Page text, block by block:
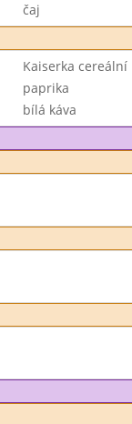
čaj
Kaiserka cereální
paprika
bílá káva